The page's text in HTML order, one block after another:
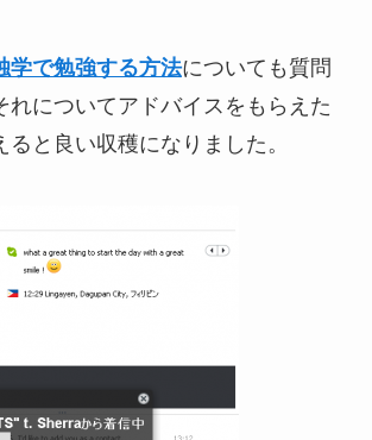
学で勉強する方法についても質問
れについてアドバイスをもらえた
ると良い収穫になりました。